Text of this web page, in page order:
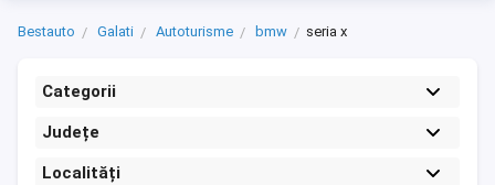
Bestauto Galati Autoturisme bmw seria x
Categorii
Județe
Localități